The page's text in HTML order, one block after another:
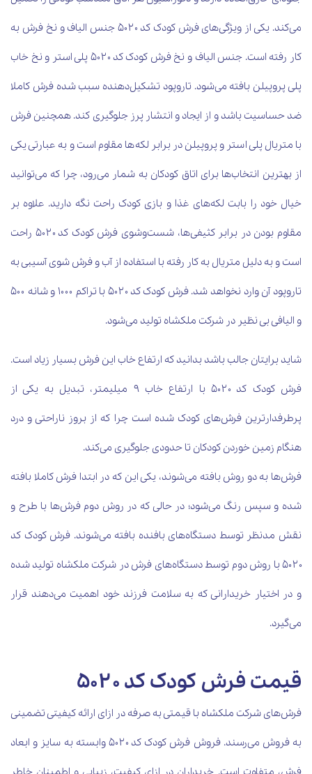
می‌کند. یکی از ویژگی‌های فرش کودک کد ۵۰۲۰ جنس الیاف و نخ فرش به
کار رفته است. جنس الیاف و نخ فرش کودک کد ۵۰۲۰ پلی استر و نخ خاب
پلی پروپیلن بافته می‌شود. تاروپود تشکیل‌دهنده سبب شده فرش کاملا
ضد حساسیت باشد و از ایجاد و انتشار پرز جلوگیری کند. همچنین فرش
با متریال پلی استر و پروپیلن در برابر لکه‌ها مقاوم است و به عبارتی یکی
از بهترین انتخاب‌ها برای اتاق کودکان به شمار می‌رود، چرا که می‌توانید
خیال خود را بابت لکه‌های غذا و بازی کودک راحت نگه دارید. علاوه بر
مقاوم بودن در برابر کثیفی‌ها، شست‌وشوی فرش کودک کد ۵۰۲۰ راحت
است و به دلیل متریال به کار رفته با استفاده از آب و فرش شوی آسیبی به
تاروپود آن وارد نخواهد شد. فرش کودک کد ۵۰۲۰ با تراکم ۱۰۰۰ و شانه ۵۰۰
و الیافی بی نظیر در شرکت ملکشاه تولید می‌شود.
شاید برایتان جالب باشد بدانید که ارتفاع خاب این فرش بسیار زیاد است.
فرش کودک کد ۵۰۲۰ با ارتفاع خاب ۹ میلیمتر، تبدیل به یکی از
پرطرفدارترین فرش‌های کودک شده است چرا که از بروز ناراحتی و درد
هنگام زمین خوردن کودکان تا حدودی جلوگیری می‌کند.
فرش‌ها به دو روش بافته می‌شوند، یکی این که در ابتدا فرش کاملا بافته
شده و سپس رنگ می‌شود؛ در حالی که در روش دوم فرش‌ها با طرح و‌
نقش مدنظر توسط دستگاه‌های بافنده بافته می‌شوند. فرش کودک کد
۵۰۲۰ با روش دوم توسط دستگاه‌های فرش در شرکت ملکشاه تولید شده
و در اختیار خریدارانی که به سلامت فرزند خود اهمیت می‌دهند قرار
می‌گیرد.
قیمت فرش کودک کد ۵۰۲۰
فرش‌های شرکت ملکشاه با قیمتی به صرفه در ازای ارائه کیفیتی تضمینی
به فروش می‌رسند. فروش فرش کودک کد ۵۰۲۰ وابسته به سایز و ابعاد